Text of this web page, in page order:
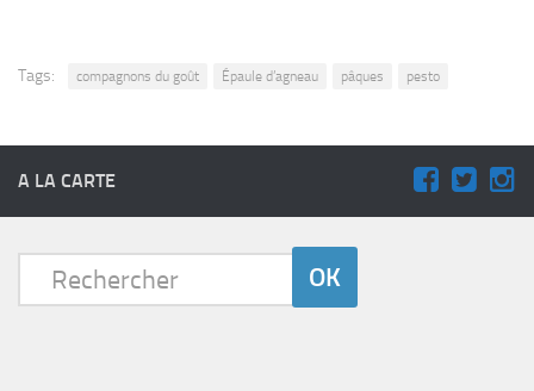
Tags: compagnons du goût Épaule d’agneau pâques pesto
A LA CARTE